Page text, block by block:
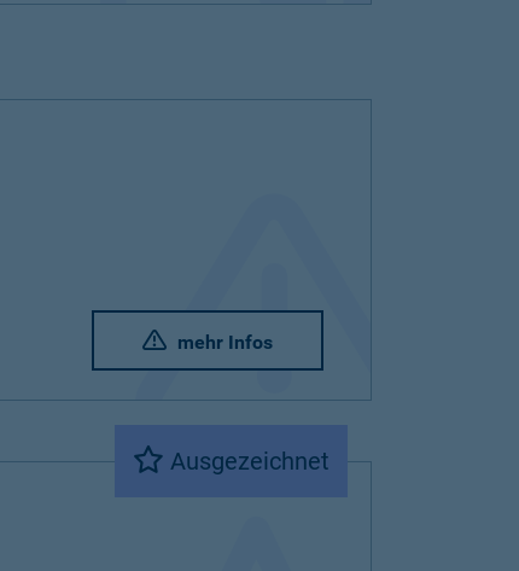
mehr Infos
Ausgezeichnet